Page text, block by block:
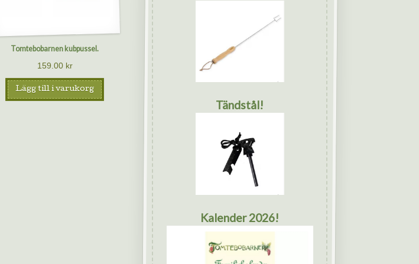
Tomtebobarnen kubpussel.
159.00 kr
Lägg till i varukorg
Tändstål!
Kalender 2026!